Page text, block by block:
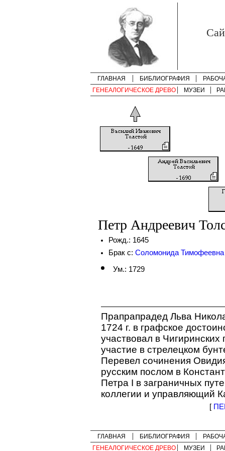
ГЛАВНАЯ БИБЛИОГРАФИЯ
ГЕНЕАЛОГИЧЕСКОЕ ДРЕВО
МУЗЕИ
Петр Андреевич
Рожд.: 1645
Брак с: Соломонида Тимофеевна
Ум.: 1729
Прапрапрадед Льва
1724 г. в графское
участвовал в
участие в стрелецком
Перевел сочинения
русским послом в
Петра I в заграничных
коллегии и управляющий
[
ГЛАВНАЯ БИБЛИОГРАФИЯ
ГЕНЕАЛОГИЧЕСКОЕ ДРЕВО
МУЗЕИ